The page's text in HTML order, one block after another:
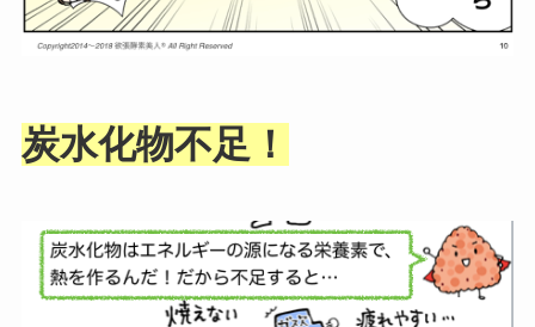
炭水化物不足！